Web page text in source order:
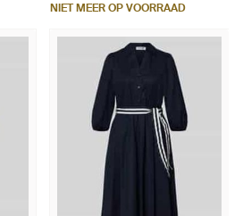
NIET MEER OP VOORRAAD